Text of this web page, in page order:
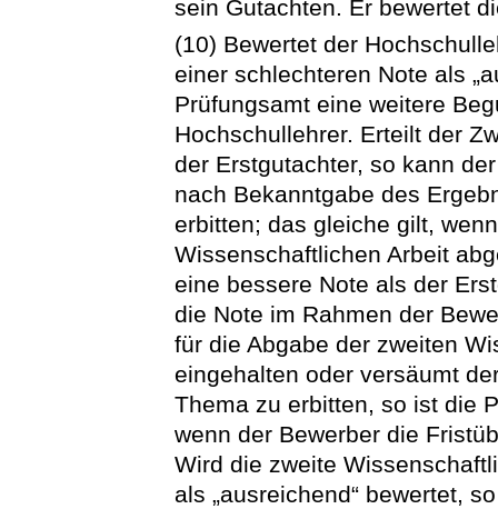
sein Gutachten. Er bewertet
(10) Bewertet der
einer schlechteren Note als
Prüfungsamt eine weitere
Hochschullehrer. Erteilt der
der Erstgutachter, so kann
nach Bekanntgabe des
erbitten; das gleiche gilt,
Wissenschaftlichen Arbeit
eine bessere Note als der
die Note im Rahmen der
für die Abgabe der zweiten
eingehalten oder versäumt
Thema zu erbitten, so ist die
wenn der Bewerber die
Wird die zweite
als „ausreichend“ bewertet,